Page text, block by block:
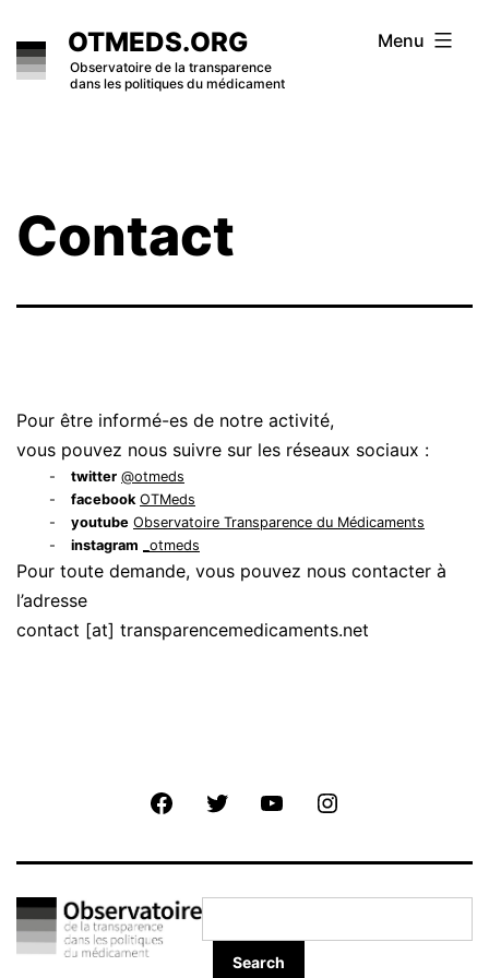
to
content
OTMEDS.ORG
Observatoire de la transparence
dans les politiques du médicament
Menu
Contact
Pour être informé-es de notre activité,
vous pouvez nous suivre sur les réseaux sociaux :
twitter @otmeds
facebook OTMeds
youtube Observatoire Transparence du Médicaments
instagram
_otmeds
Pour toute demande, vous pouvez nous contacter à
l’adresse
contact [at] transparencemedicaments.net
FacebookTwitter Youtube